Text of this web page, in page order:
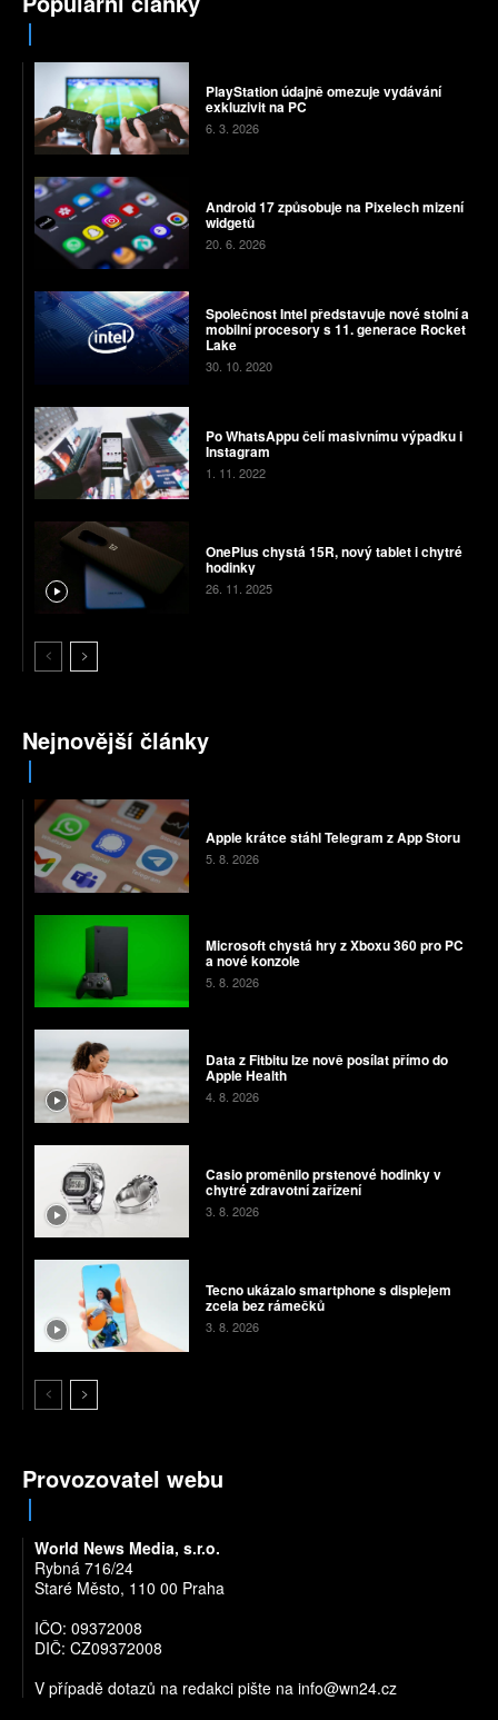
PlayStation údajně omezuje vydávání
exkluzivit na PC
6. 3. 2026
Android 17 způsobuje na Pixelech mizení
widgetů
20. 6. 2026
Společnost Intel představuje nové stolní a
mobilní procesory s 11. generace Rocket
Lake
30. 10. 2020
Po WhatsAppu čelí masivnímu výpadku i
Instagram
1. 11. 2022
OnePlus chystá 15R, nový tablet i chytré
hodinky
26. 11. 2025
Nejnovější články
Apple krátce stáhl Telegram z App Storu
5. 8. 2026
Microsoft chystá hry z Xboxu 360 pro PC
a nové konzole
5. 8. 2026
Data z Fitbitu lze nově posílat přímo do
Apple Health
4. 8. 2026
Casio proměnilo prstenové hodinky v
chytré zdravotní zařízení
3. 8. 2026
Tecno ukázalo smartphone s displejem
zcela bez rámečků
3. 8. 2026
Provozovatel webu
World News Media, s.r.o.
Rybná 716/24
Staré Město, 110 00 Praha
IČO: 09372008
DIČ: CZ09372008
V případě dotazů na redakci pište na info@wn24.cz